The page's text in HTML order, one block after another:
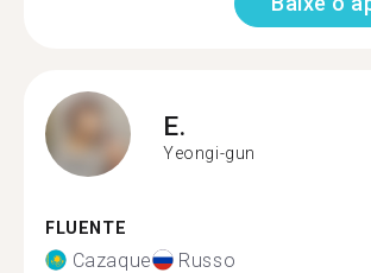
E.
Yeongi-gun
FLUENTE
Cazaque Russo